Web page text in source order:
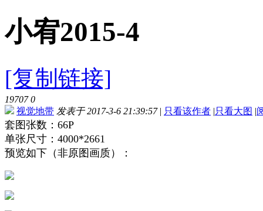
小宥2015-4
[复制链接]
19707 0
视觉地带 发表于 2017-3-6 21:39:57 | 只看该作者 |只看大图 |
套图张数：66P
单张尺寸：4000*2661
预览如下（非原图画质）：